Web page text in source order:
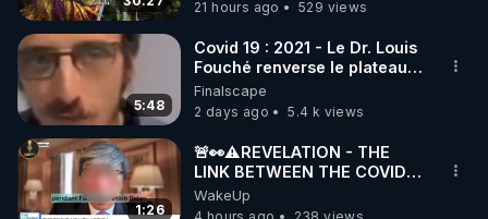
code : REGENERE10
▶ 30 jours gratuit sur l’application de méditation et
de bien-être ENVOL :
Rendez-vous sur https://www.envol.app/code
le code : REGENERE
21 hours ago 529 views
5:48
Covid 19 : 2021 - Le Dr. Louis
Fouché renverse le plateau
de CNews !
Finalscape
2 days ago
5.4 k views
1:26
🚨👀⚠️REVELATION - THE
LINK BETWEEN THE COVID
VACCINE AND CANCER -LIEN
VACCIN COVID ET CANCER
WakeUp